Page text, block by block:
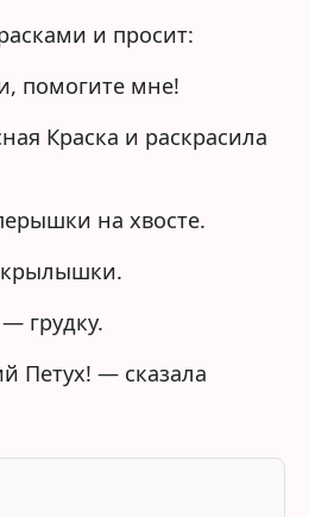
и просит:
помогите мне!
Краска и раскрасила
на хвосте.
грудку.
Петух! — сказала